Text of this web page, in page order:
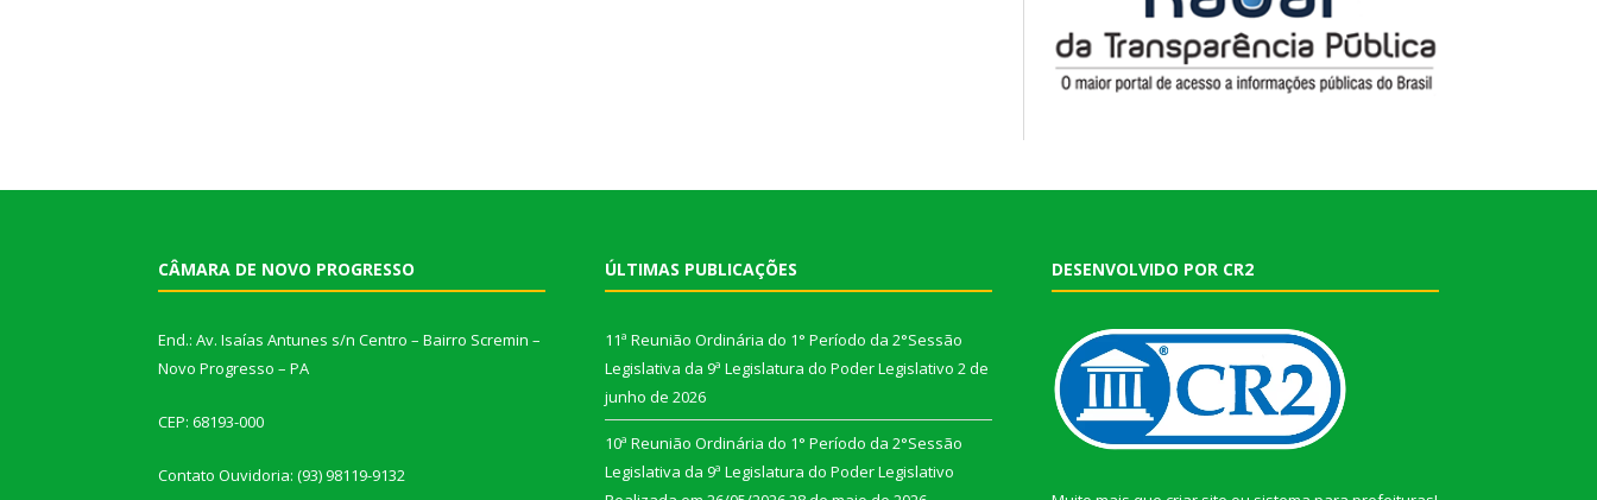
CÂMARA DE NOVO PROGRESSO
End.: Av. Isaías Antunes s/n Centro – Bairro Scremin –
Novo Progresso – PA
CEP: 68193-000
Contato Ouvidoria: (93) 98119-9132
ÚLTIMAS PUBLICAÇÕES
11ª Reunião Ordinária do 1° Período da 2°Sessão
Legislativa da 9ª Legislatura do Poder Legislativo 2 de
junho de 2026
10ª Reunião Ordinária do 1° Período da 2°Sessão
Legislativa da 9ª Legislatura do Poder Legislativo
DESENVOLVIDO POR CR2